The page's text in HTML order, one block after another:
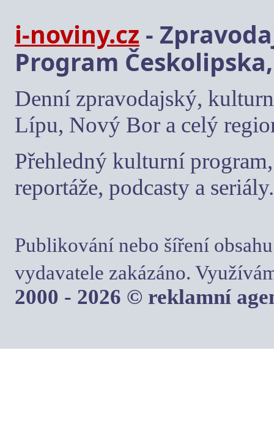
i-noviny.cz -
Program
Denní zpravodajský,
Lípu, Nový Bor a celý
Přehledný kulturní
reportáže, podcasty a seriály.
Publikování nebo šíření
vydavatele zakázáno.
2000 - 2026 © reklamní